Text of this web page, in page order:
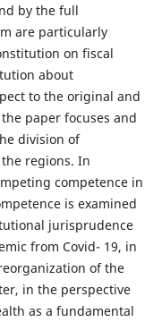
by the full
are particularly
on fiscal
about
to the original and
paper focuses and
division of
regions. In
competence in
is examined
jurisprudence
from Covid- 19, in
of the
in the perspective
as a fundamental